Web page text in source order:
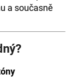
a současně